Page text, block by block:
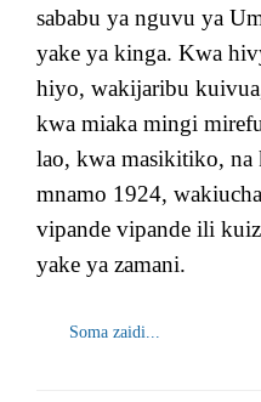
sababu ya nguvu ya
yake ya kinga. Kwa
hiyo, wakijaribu
kwa miaka mingi
lao, kwa masikitiko,
mnamo 1924,
vipande vipande ili
yake ya zamani.
Soma zaidi...